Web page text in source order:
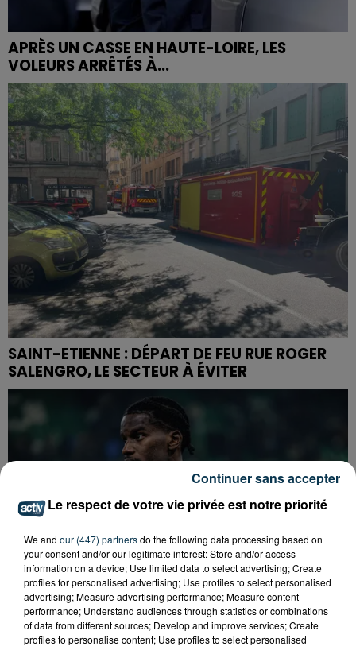
APRÈS UN CASSE EN HAUTE-LOIRE, LES
VOLEURS ARRÊTÉS À...
SAINT-ETIENNE : DÉPART DE FEU RUE ROGER
SALENGRO, LE SECTEUR À ÉVITER
Le respect de votre vie privée est notre priorité
We and our (447) partnersdo the following data processing based on
your consent and/or our legitimate interest: Store and/or access
information on a device; Use limited data to select advertising; Create
profiles for personalised advertising; Use profiles to select personalised
advertising; Measure advertising performance; Measure content
performance; Understand audiences through statistics or combinations
of data from different sources; Develop and improve services; Create
profiles to personalise content; Use profiles to select personalised
Continuer sans accepter